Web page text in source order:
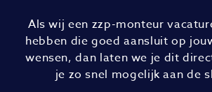
Als wij een zzp-monteur
hebben die goed aansluit op
wensen, dan laten we je dit
je zo snel mogelijk aan de